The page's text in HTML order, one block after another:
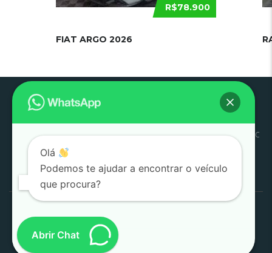
R$78.900
FIAT ARGO 2026
Estoque SJC Litoral
Conosco
SAC
por:
(SJC) |
Olá
Podemos te ajudar a encontrar o veículo
que procura?
Abrir Chat